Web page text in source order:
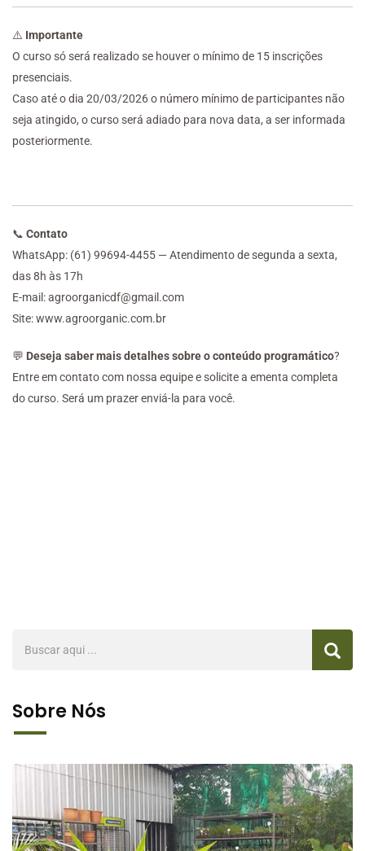
⚠️ Importante
O curso só será realizado se houver o mínimo de 15 inscrições
presenciais.
Caso até o dia 20/03/2026 o número mínimo de participantes não
seja atingido, o curso será adiado para nova data, a ser informada
posteriormente.
📞 Contato
WhatsApp: (61) 99694-4455 — Atendimento de segunda a sexta,
das 8h às 17h
E-mail: agroorganicdf@gmail.com
Site: www.agroorganic.com.br
💬 Deseja saber mais detalhes sobre o conteúdo programático?
Entre em contato com nossa equipe e solicite a ementa completa
do curso. Será um prazer enviá-la para você.
Sobre Nós